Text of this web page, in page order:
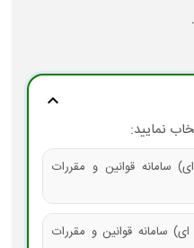
expand_more
نمایید:
(15 دقیقه ای) سامانه قوانین و مقررات
ای (30 دقیقه ای) سامانه قوانین و مقررات